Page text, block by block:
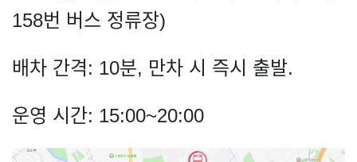
158번 버스 정류장)
배차 간격: 10분, 만차 시 즉시 출발.
운영 시간: 15:00~20:00